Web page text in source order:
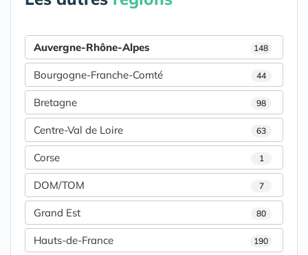
Auvergne-Rhône-Alpes 148
Bourgogne-Franche-Comté 44
Bretagne 98
Centre-Val de Loire 63
Corse 1
DOM/TOM 7
Grand Est 80
Hauts-de-France 190